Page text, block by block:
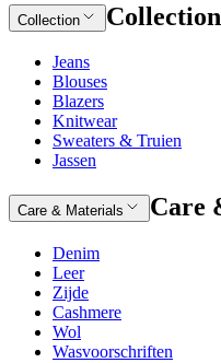
Collection Collection
Jeans
Blouses
Blazers
Knitwear
Sweaters & Truien
Jassen
Care & Materials Care
Denim
Leer
Zijde
Cashmere
Wol
Wasvoorschriften